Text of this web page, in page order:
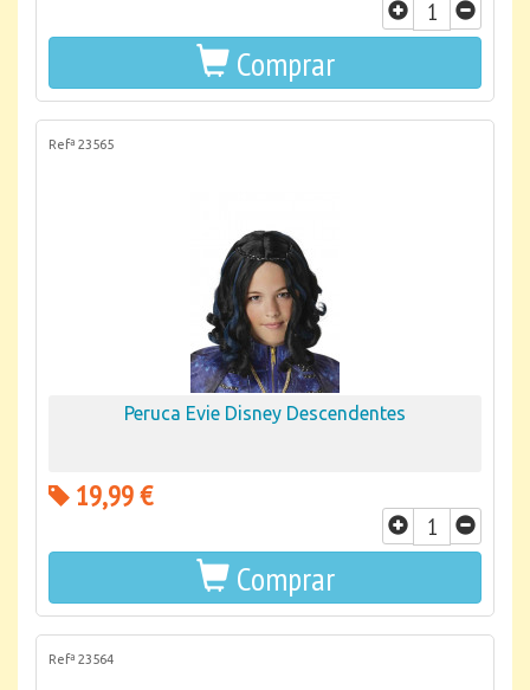
Comprar
Refª 23565
Peruca Evie Disney Descendentes
19,99 €
Comprar
Refª 23564